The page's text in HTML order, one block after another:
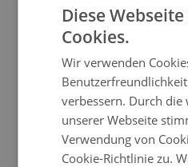
Diese
Cookies.
Wir verwenden
verbessern. Durch die
unserer Webseite
Verwendung von
Cookie-Richtlinie zu.